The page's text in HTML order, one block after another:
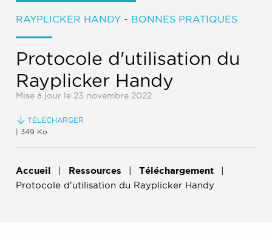
Accueil Ressources
Téléchargement
Protocole d'utilisation du Rayplicker Handy
RAYPLICKER HANDY- BONNES PRATIQUES
Protocole d'utilisation du
Rayplicker Handy
Mise à jour le 23 novembre 2022
TÉLÉCHARGER
| 349 Ko